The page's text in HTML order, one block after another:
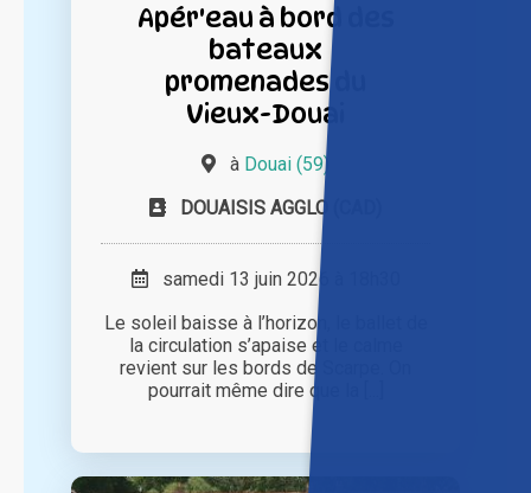
Apér'eau à bord des
bateaux
promenades du
Vieux-Douai
à Douai (59)
DOUAISIS AGGLO (CAD)
samedi 13 juin 2026 à 18h30
Le soleil baisse à l’horizon, le ballet de
la circulation s’apaise et le calme
revient sur les bords de Scarpe. On
pourrait même dire que la [...]